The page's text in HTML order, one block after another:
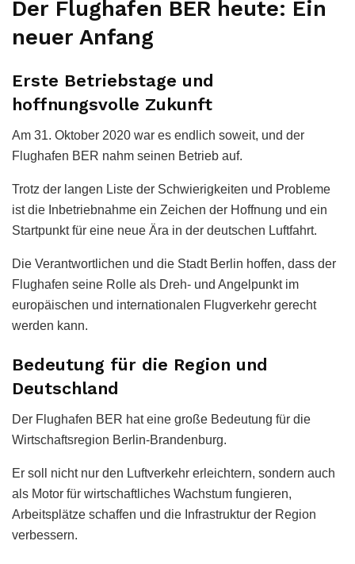
Der Flughafen BER heute: Ein
neuer Anfang
Erste Betriebstage und
hoffnungsvolle Zukunft
Am 31. Oktober 2020 war es endlich soweit, und der
Flughafen BER nahm seinen Betrieb auf.
Trotz der langen Liste der Schwierigkeiten und Probleme
ist die Inbetriebnahme ein Zeichen der Hoffnung und ein
Startpunkt für eine neue Ära in der deutschen Luftfahrt.
Die Verantwortlichen und die Stadt Berlin hoffen, dass der
Flughafen seine Rolle als Dreh- und Angelpunkt im
europäischen und internationalen Flugverkehr gerecht
werden kann.
Bedeutung für die Region und
Deutschland
Der Flughafen BER hat eine große Bedeutung für die
Wirtschaftsregion Berlin-Brandenburg.
Er soll nicht nur den Luftverkehr erleichtern, sondern auch
als Motor für wirtschaftliches Wachstum fungieren,
Arbeitsplätze schaffen und die Infrastruktur der Region
verbessern.